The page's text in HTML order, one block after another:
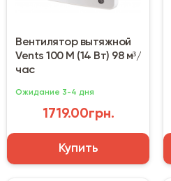
Вентилятор вытяжной
Vents 100 М (14 Вт) 98 м³/
час
Ожидание 3-4 дня
1719.00грн.
Купить